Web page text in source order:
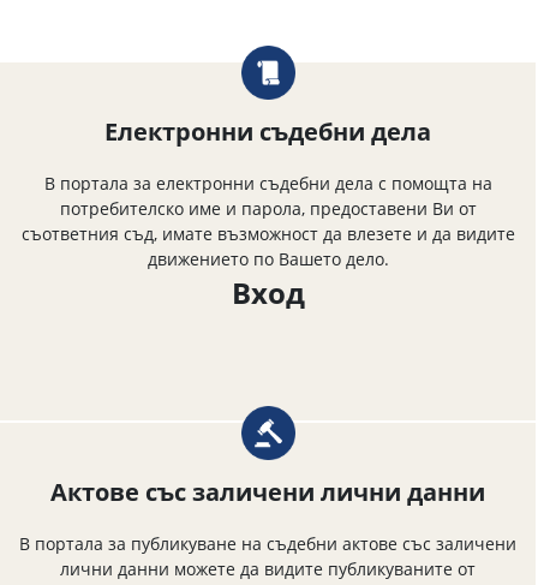
Електронни съдебни дела
В портала за електронни съдебни дела с помощта на
потребителско име и парола, предоставени Ви от
съответния съд, имате възможност да влезете и да видите
движението по Вашето дело.
Вход
Актове със заличени лични данни
В портала за публикуване на съдебни актове със заличени
лични данни можете да видите публикуваните от